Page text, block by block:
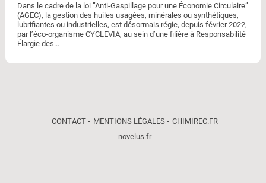
Dans le cadre de la loi ”Anti-Gaspillage pour une Économie Circulaire”
(AGEC), la gestion des huiles usagées, minérales ou synthétiques,
lubrifiantes ou industrielles, est désormais régie, depuis février 2022,
par l’éco-organisme CYCLEVIA, au sein d’une filière à Responsabilité
Élargie des...
CONTACT MENTIONS LÉGALES
CHIMIREC.FR
novelus.fr